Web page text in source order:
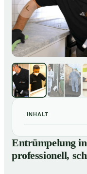
INHALT
01Entrümpelung in
und fachgerecht
Entrümpelung
professionell,